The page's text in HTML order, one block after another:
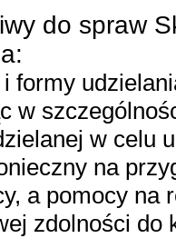
do spraw
formy
w
w celu
na
a pomocy na
zdolności